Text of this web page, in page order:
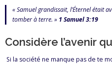
« Samuel grandissait, l’Éternel était
tomber à terre. » 1 Samuel 3:19
Considère l’avenir
Si la société ne manque pas de te